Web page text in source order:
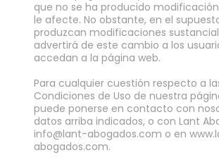
que no se ha producido
le afecte. No obstante, en el
produzcan modificaciones
advertirá de este cambio a los
accedan a la página web.
Para cualquier cuestión respecto a
Condiciones de Uso de nuestra
puede ponerse en contacto con
datos arriba indicados, o con Lant
info@lant-abogados.com o en
abogados.com.